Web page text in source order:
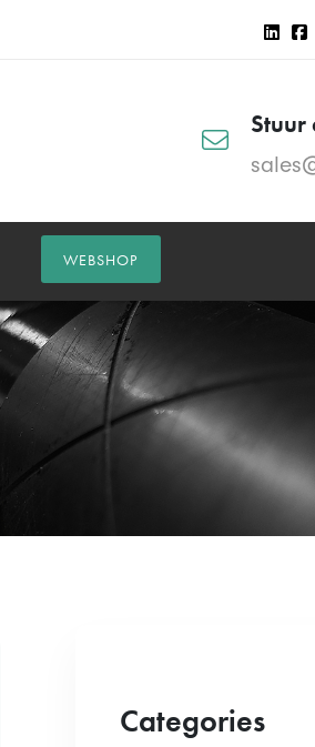
Stuur
WEBSHOP
Categories